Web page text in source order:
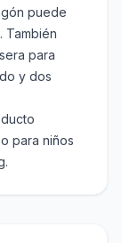
puede
También
para
y dos
para niños